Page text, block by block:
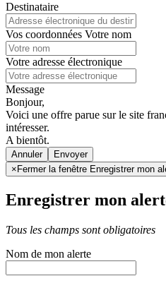
Destinataire
Vos coordonnées Votre nom
Votre adresse électronique
Message
Bonjour,
Voici une offre parue sur le site
intéresser.
A bientôt.
Annuler
× Fermer la fenêtre Enregistrer mon
Enregistrer mon
Tous les champs sont obligatoires
Nom de mon alerte